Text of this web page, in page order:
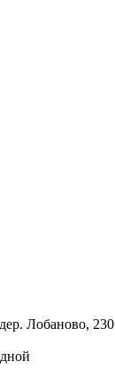
Лобаново, 230